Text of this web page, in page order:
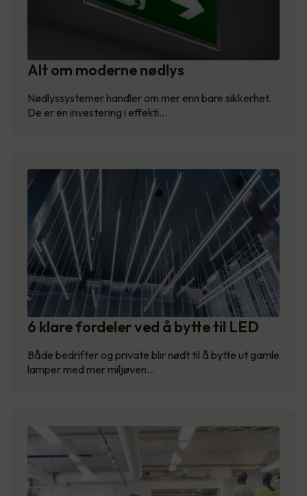
Alt om moderne nødlys
Nødlyssystemer handler om mer enn bare sikkerhet.
De er en investering i effekti…
6 klare fordeler ved å bytte til LED
Både bedrifter og private blir nødt til å bytte ut gamle
lamper med mer miljøven…